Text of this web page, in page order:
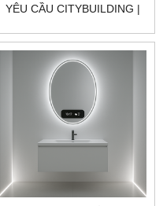
YÊU CẦU CITYBUILDING |
GIÁ GƯƠNG NHÀ TẮM XÃ
HỒ TRÀM TP.HCM